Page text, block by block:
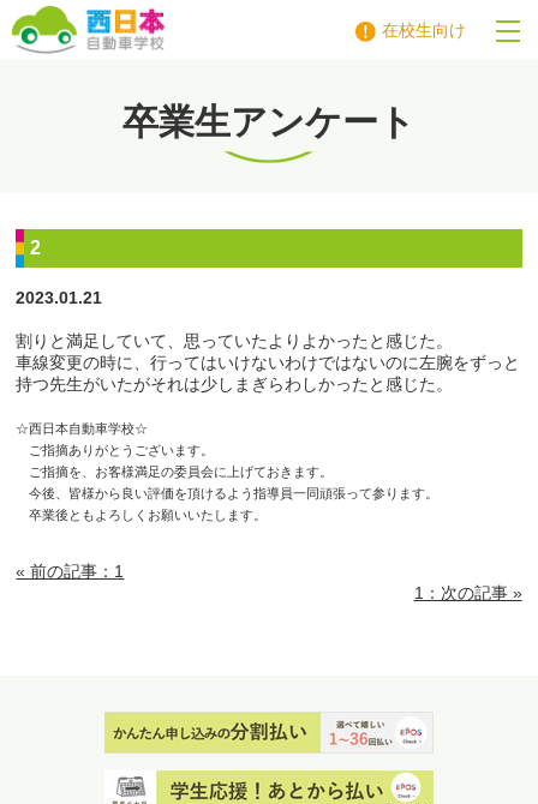
在校生向け
卒業生アンケート
2
2023.01.21
割りと満足していて、思っていたよりよかったと感じた。
車線変更の時に、行ってはいけないわけではないのに左腕をずっと
持つ先生がいたがそれは少しまぎらわしかったと感じた。
☆西日本自動車学校☆
ご指摘ありがとうございます。
ご指摘を、お客様満足の委員会に上げておきます。
今後、皆様から良い評価を頂けるよう指導員一同頑張って参ります。
卒業後ともよろしくお願いいたします。
« 前の記事：1
1：次の記事 »